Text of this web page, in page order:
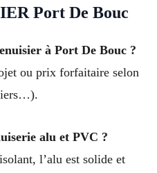
Port De Bouc
à Port De Bouc ?
ou prix forfaitaire selon
alu et PVC ?
l’alu est solide et